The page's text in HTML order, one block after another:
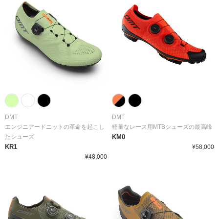
DMT
エンジニアードニットの革命を起こし
たシューズ
KR1
¥48,000
DMT
軽量なレース用MTBシューズの最高峰
KM0
¥58,000